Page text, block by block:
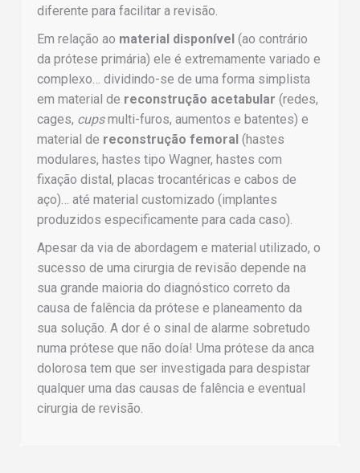
diferente para facilitar a revisão.
Em relação ao material disponível (ao contrário
da prótese primária) ele é extremamente variado e
complexo… dividindo-se de uma forma simplista
em material de reconstrução acetabular (redes,
cages, cupsmulti-furos, aumentos e batentes) e
material de reconstrução femoral (hastes
modulares, hastes tipo Wagner, hastes com
fixação distal, placas trocantéricas e cabos de
aço)… até material customizado (implantes
produzidos especificamente para cada caso).
Apesar da via de abordagem e material utilizado, o
sucesso de uma cirurgia de revisão depende na
sua grande maioria do diagnóstico correto da
causa de falência da prótese e planeamento da
sua solução. A dor é o sinal de alarme sobretudo
numa prótese que não doía! Uma prótese da anca
dolorosa tem que ser investigada para despistar
qualquer uma das causas de falência e eventual
cirurgia de revisão.